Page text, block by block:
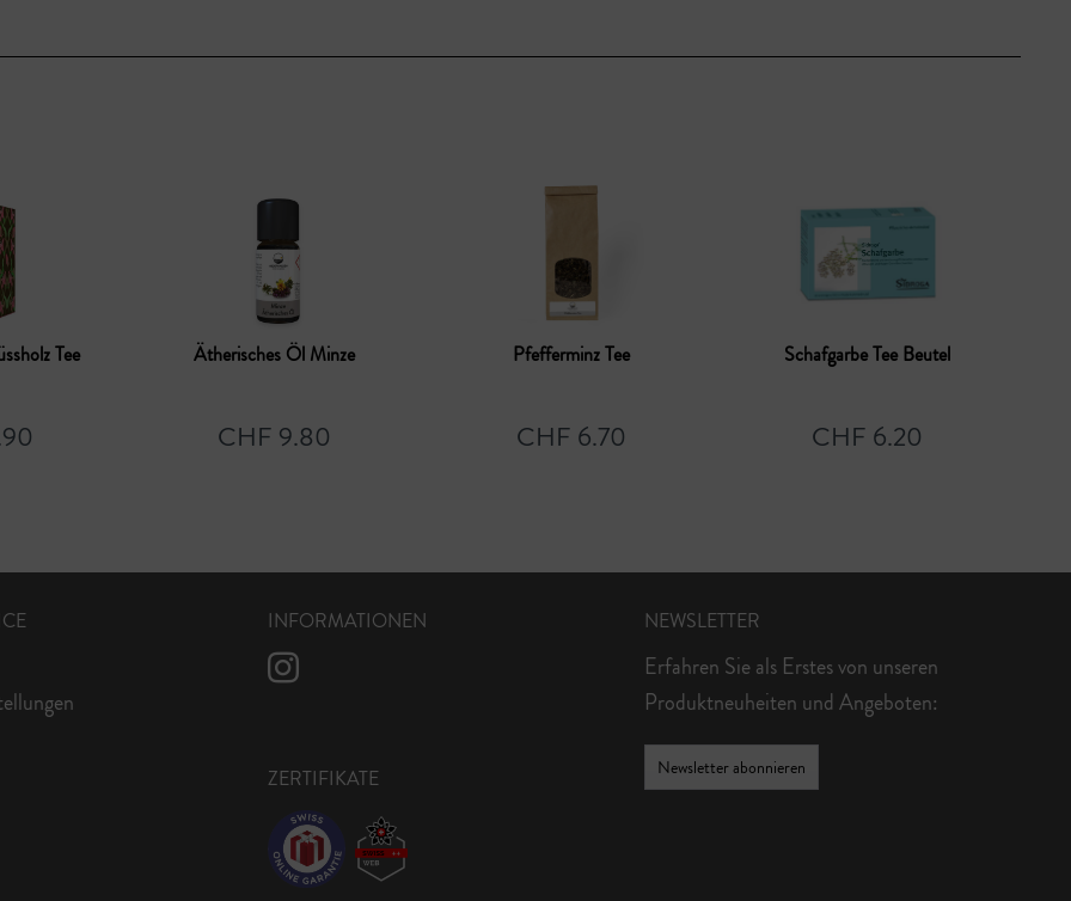
Tee Ätherisches Öl Minze
CHF 9.80
Pfefferminz Tee
CHF 6.70
Schafgarbe Tee Beutel
CHF 6.20
INFORMATIONEN
ZERTIFIKATE
NEWSLETTER
Erfahren Sie als Erstes von unseren
Produktneuheiten und Angeboten:
Newsletter abonnieren